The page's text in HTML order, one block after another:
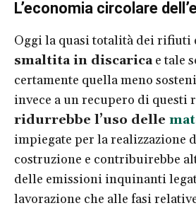
L’economia circolare
Oggi la quasi totalità dei rifiuti
smaltita in discaricae tale
certamente quella meno
invece a un recupero di questi
ridurrebbe l’uso delle
impiegate per la realizzazione
costruzione e contribuirebbe
delle emissioni inquinanti
lavorazione che alle fasi